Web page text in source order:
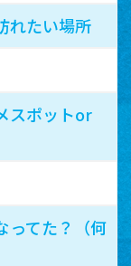
れたい場所
スポットor
ってた？（何